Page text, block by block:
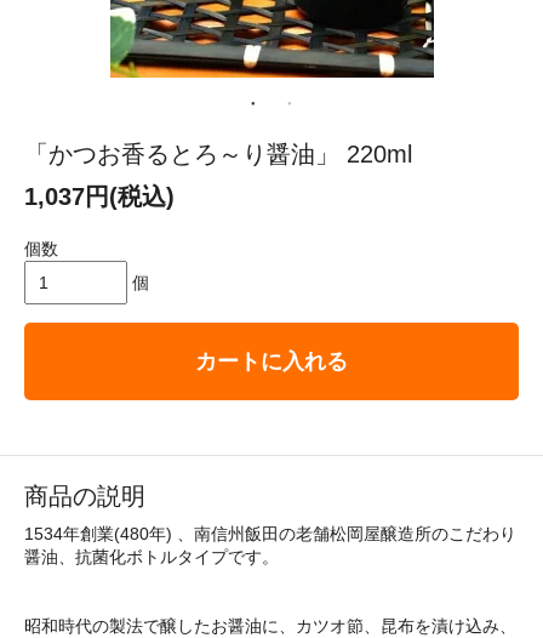
「かつお香るとろ～り醤油」 220ml
1,037円(税込)
個数
個
カートに入れる
商品の説明
1534年創業(480年) 、南信州飯田の老舗松岡屋醸造所のこだわり
醤油、抗菌化ボトルタイプです。
昭和時代の製法で醸したお醤油に、カツオ節、昆布を漬け込み、